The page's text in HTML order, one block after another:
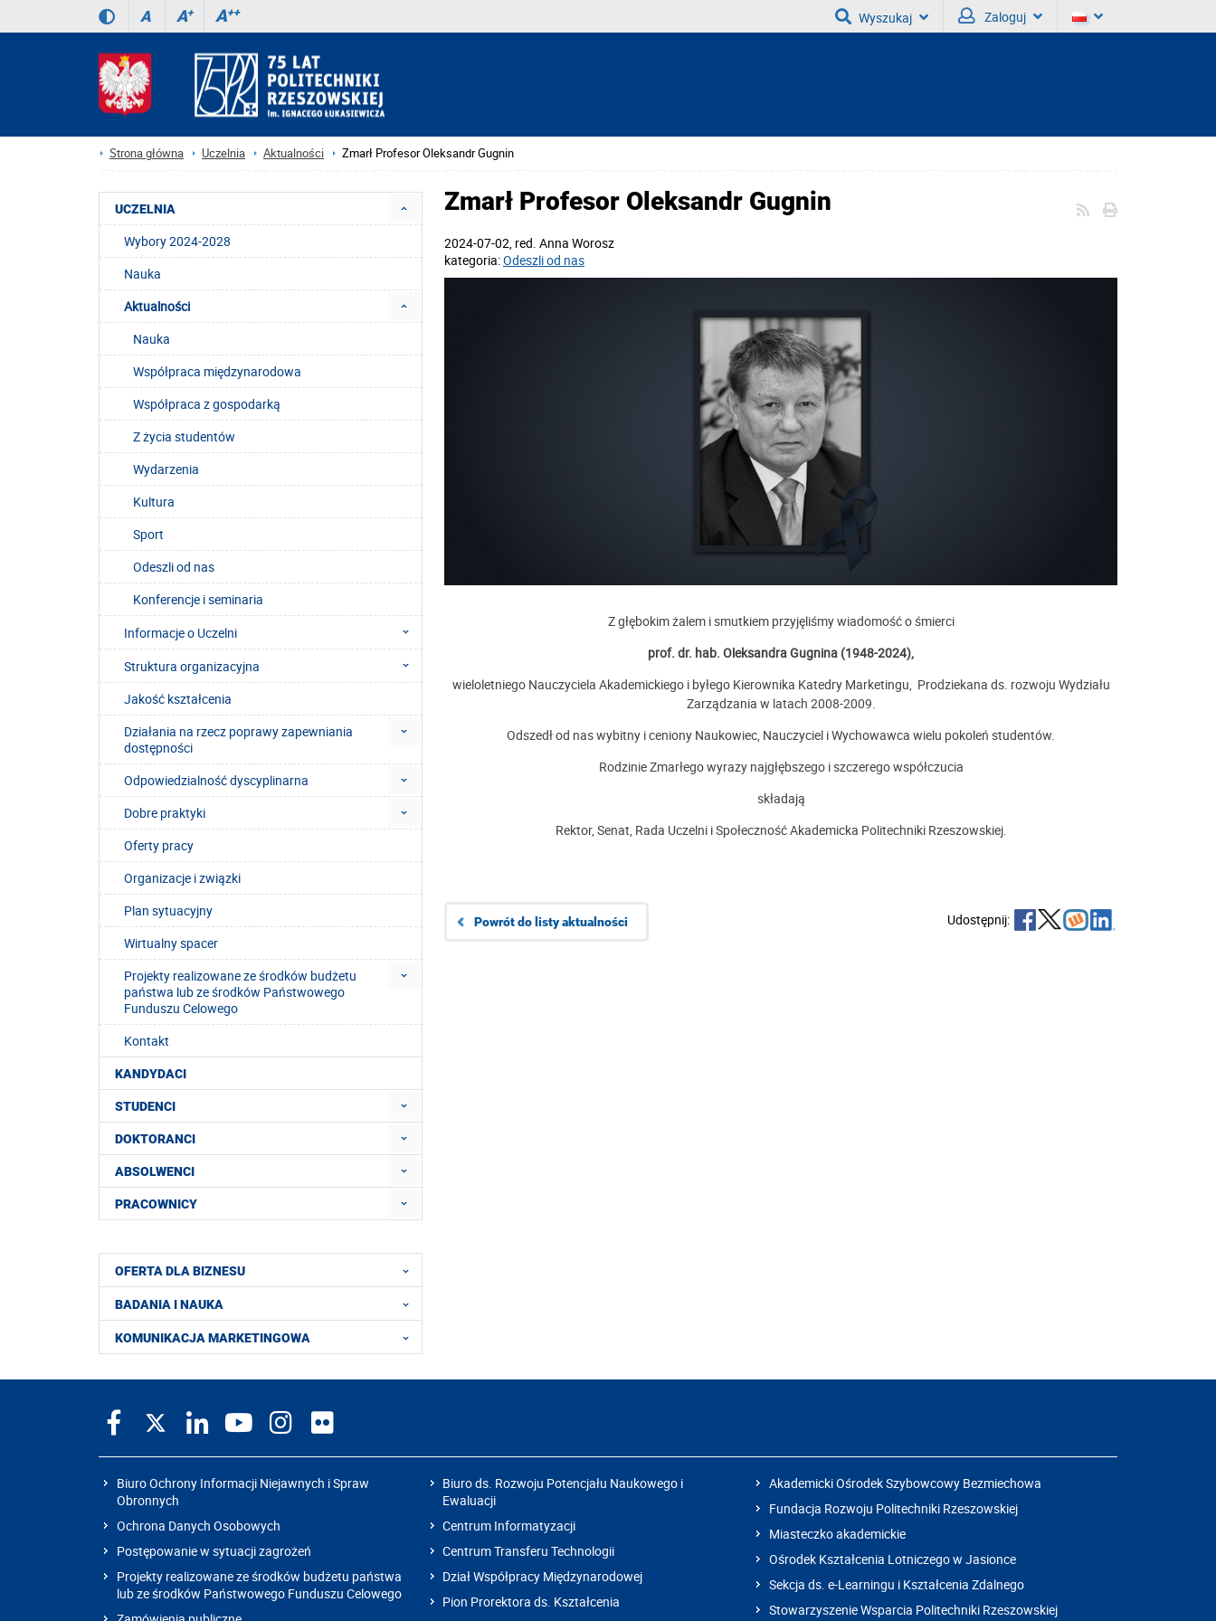
A A+ A++ Wyszukaj Zaloguj
Strona główna Uczelnia Aktualności Zmarł Profesor Oleksandr Gugnin
Zmarł Profesor Oleksandr Gugnin
2024-07-02, red. Anna Worosz
kategoria:Odeszli od nas
Z głębokim żalem i smutkiem przyjęliśmy wiadomość o śmierci
prof. dr. hab. Oleksandra Gugnina (1948-2024),
wieloletniego Nauczyciela Akademickiego i byłego Kierownika Katedry Marketingu, Prodziekana ds. rozwoju Wydziału
Zarządzania w latach 2008-2009.
Odszedł od nas wybitny i ceniony Naukowiec, Nauczyciel i Wychowawca wielu pokoleń studentów.
Rodzinie Zmarłego wyrazy najgłębszego i szczerego współczucia
składają
Rektor, Senat, Rada Uczelni i Społeczność Akademicka Politechniki Rzeszowskiej.
Udostępnij:
Powrót do listy aktualności
UCZELNIA
Wybory 2024-2028
Nauka
Aktualności
Nauka
Współpraca międzynarodowa
Współpraca z gospodarką
Z życia studentów
Wydarzenia
Kultura
Sport
Odeszli od nas
Konferencje i seminaria
Informacje o Uczelni
Struktura organizacyjna
Jakość kształcenia
Działania na rzecz poprawy zapewniania
dostępności
Odpowiedzialność dyscyplinarna
Dobre praktyki
Oferty pracy
Organizacje i związki
Plan sytuacyjny
Wirtualny spacer
Projekty realizowane ze środków budżetu
państwa lub ze środków Państwowego
Funduszu Celowego
Kontakt
KANDYDACI
STUDENCI
DOKTORANCI
ABSOLWENCI
PRACOWNICY
OFERTA DLA BIZNESU
BADANIA I NAUKA
KOMUNIKACJA MARKETINGOWA
Biuro Ochrony Informacji Niejawnych i Spraw
Obronnych
Ochrona Danych Osobowych
Postępowanie w sytuacji zagrożeń
Projekty realizowane ze środków budżetu państwa
lub ze środków Państwowego Funduszu Celowego
Biuro ds. Rozwoju Potencjału Naukowego i
Ewaluacji
Centrum Informatyzacji
Centrum Transferu Technologii
Dział Współpracy Międzynarodowej
Pion Prorektora ds. Kształcenia
Akademicki Ośrodek Szybowcowy Bezmiechowa
Fundacja Rozwoju Politechniki Rzeszowskiej
Miasteczko akademickie
Ośrodek Kształcenia Lotniczego w Jasionce
Sekcja ds. e-Learningu i Kształcenia Zdalnego
Stowarzyszenie Wsparcia Politechniki Rzeszowskiej